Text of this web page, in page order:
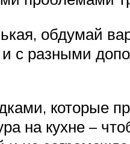
обдумай
с разными
которые
на кухне –